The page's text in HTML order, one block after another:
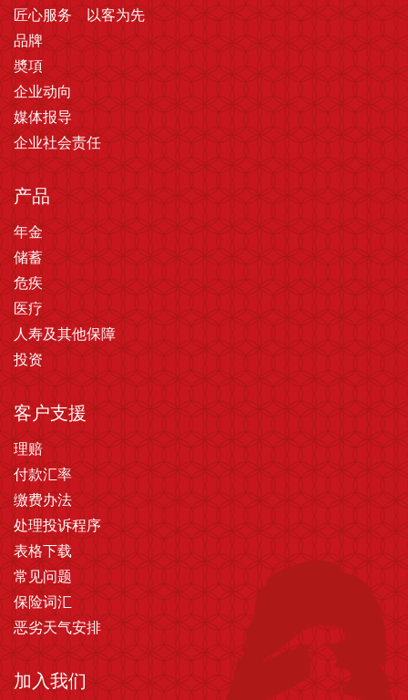
匠心服务 以客为先
品牌
奬項
企业动向
媒体报导
企业社会责任
产品
年金
储蓄
危疾
医疗
人寿及其他保障
投资
客户支援
理赔
付款汇率
缴费办法
处理投诉程序
表格下载
常见问题
保险词汇
恶劣天气安排
加入我们